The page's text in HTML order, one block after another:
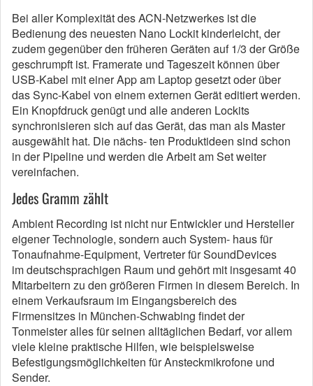
Bei aller Komplexität des ACN-Netzwerkes ist die
Bedienung des neuesten Nano Lockit kinderleicht, der
zudem gegenüber den früheren Geräten auf 1/3 der Größe
geschrumpft ist. Framerate und Tageszeit können über
USB-Kabel mit einer App am Laptop gesetzt oder über
das Sync-Kabel von einem externen Gerät editiert werden.
Ein Knopfdruck genügt und alle anderen Lockits
synchronisieren sich auf das Gerät, das man als Master
ausgewählt hat. Die nächs- ten Produktideen sind schon
in der Pipeline und werden die Arbeit am Set weiter
vereinfachen.
Jedes Gramm zählt
Ambient Recording ist nicht nur Entwickler und Hersteller
eigener Technologie, sondern auch System- haus für
Tonaufnahme-Equipment, Vertreter für SoundDevices
im deutschsprachigen Raum und gehört mit insgesamt 40
Mitarbeitern zu den größeren Firmen in diesem Bereich. In
einem Verkaufsraum im Eingangsbereich des
Firmensitzes in München-Schwabing findet der
Tonmeister alles für seinen alltäglichen Bedarf, vor allem
viele kleine praktische Hilfen, wie beispielsweise
Befestigungsmöglichkeiten für Ansteckmikrofone und
Sender.